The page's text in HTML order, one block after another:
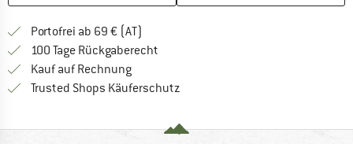
Portofrei ab 69 € (AT)
100 Tage Rückgaberecht
Kauf auf RechnungFinde die Zahlungs-Infos hier! Öffnet
Trusted Shops Käuferschutz